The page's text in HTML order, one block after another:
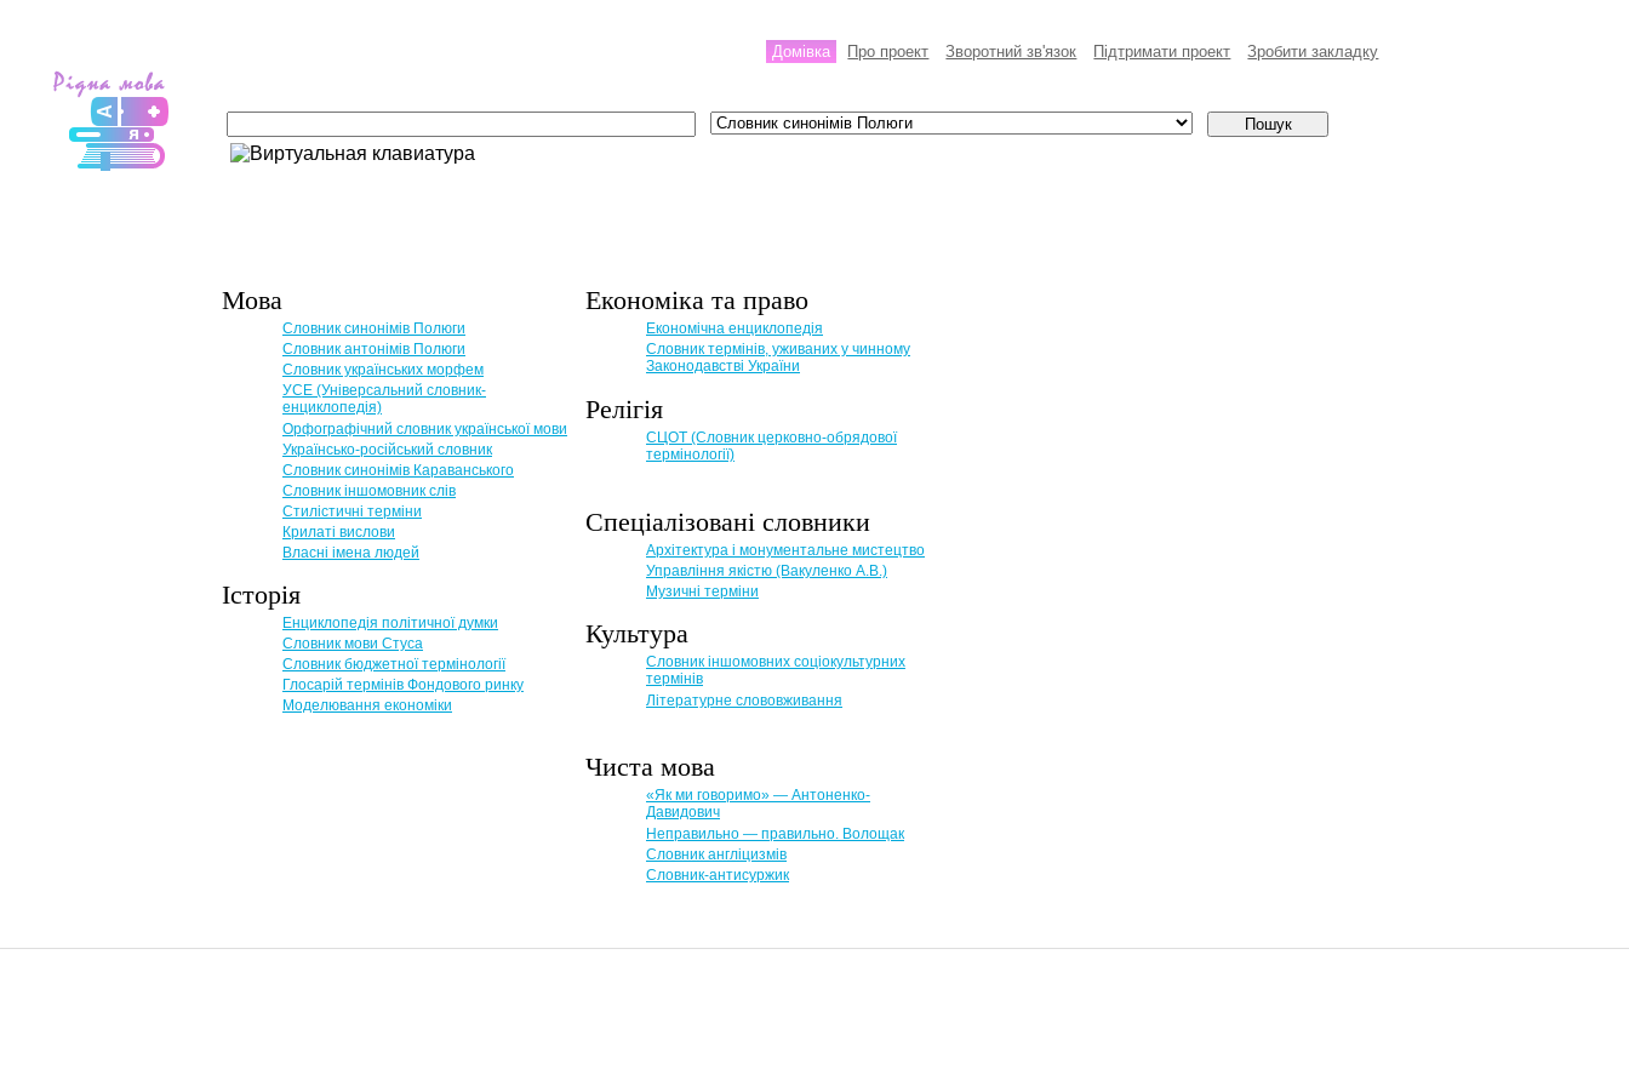
Домівка Про проект Зворотний зв'язок Пiдтримати проект Зробити закладку
Мова
Словник синонімів Полюги
Словник антонімів Полюги
Словник українських морфем
УСЕ (Універсальний словник-
енциклопедія)
Орфографічний словник української мови
Українсько-російський словник
Словник синонімів Караванського
Словник іншомовник слів
Стилістичні терміни
Крилаті вислови
Власні імена людей
Історія
Енциклопедія політичної думки
Словник мови Стуса
Словник бюджетної термінології
Глосарій термінів Фондового ринку
Моделювання економіки
Економіка та право
Eкономічна енциклопедія
Словник термінів, уживаних у чинному
Законодавстві України
Релігія
СЦОТ (Словник церковно-обрядової
термінології)
Спеціалізовані словники
Архітектура і монументальне мистецтво
Управління якістю (Вакуленко А.В.)
Музичні терміни
Культура
Словник іншомовних соціокультурних
термінів
Літературне слововживання
Чиста мова
«Як ми говоримо» — Антоненко-
Давидович
Неправильно — правильно. Волощак
Словник англіцизмів
Словник-антисуржик